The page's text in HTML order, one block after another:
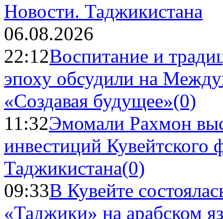
Новости. Таджикистана
06.08.2026
22:12Воспитание и
эпоху обсудили на
«Создавая будущее»(0)
11:32Эмомали Рахмон
инвестиций Кувейтского
Таджикистана(0)
09:33В Кувейте
«Таджики» на арабском